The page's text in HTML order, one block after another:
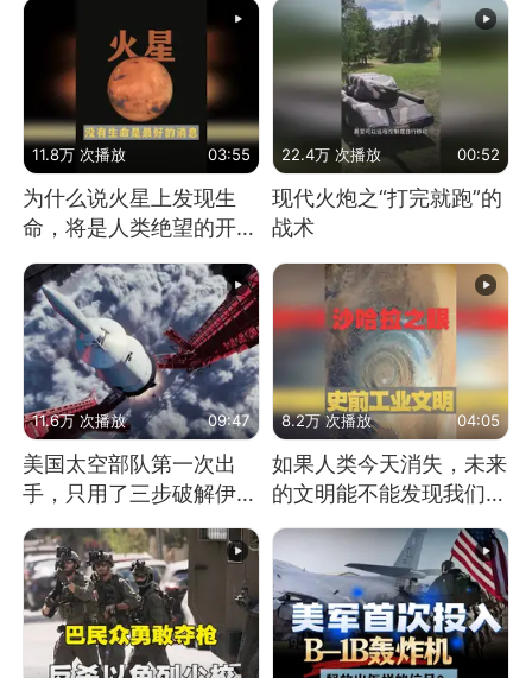
11.8万 次播放 03:55
为什么说火星上发现生
命，将是人类绝望的开
22.4万 次播放 00:52
现代火炮之“打完就跑”的
战术
11.6万 次播放 09:47
美国太空部队第一次出
手，只用了三步破解伊朗
防空
8.2万 次播放 04:05
如果人类今天消失，未来
的文明能不能发现我们存
在过？